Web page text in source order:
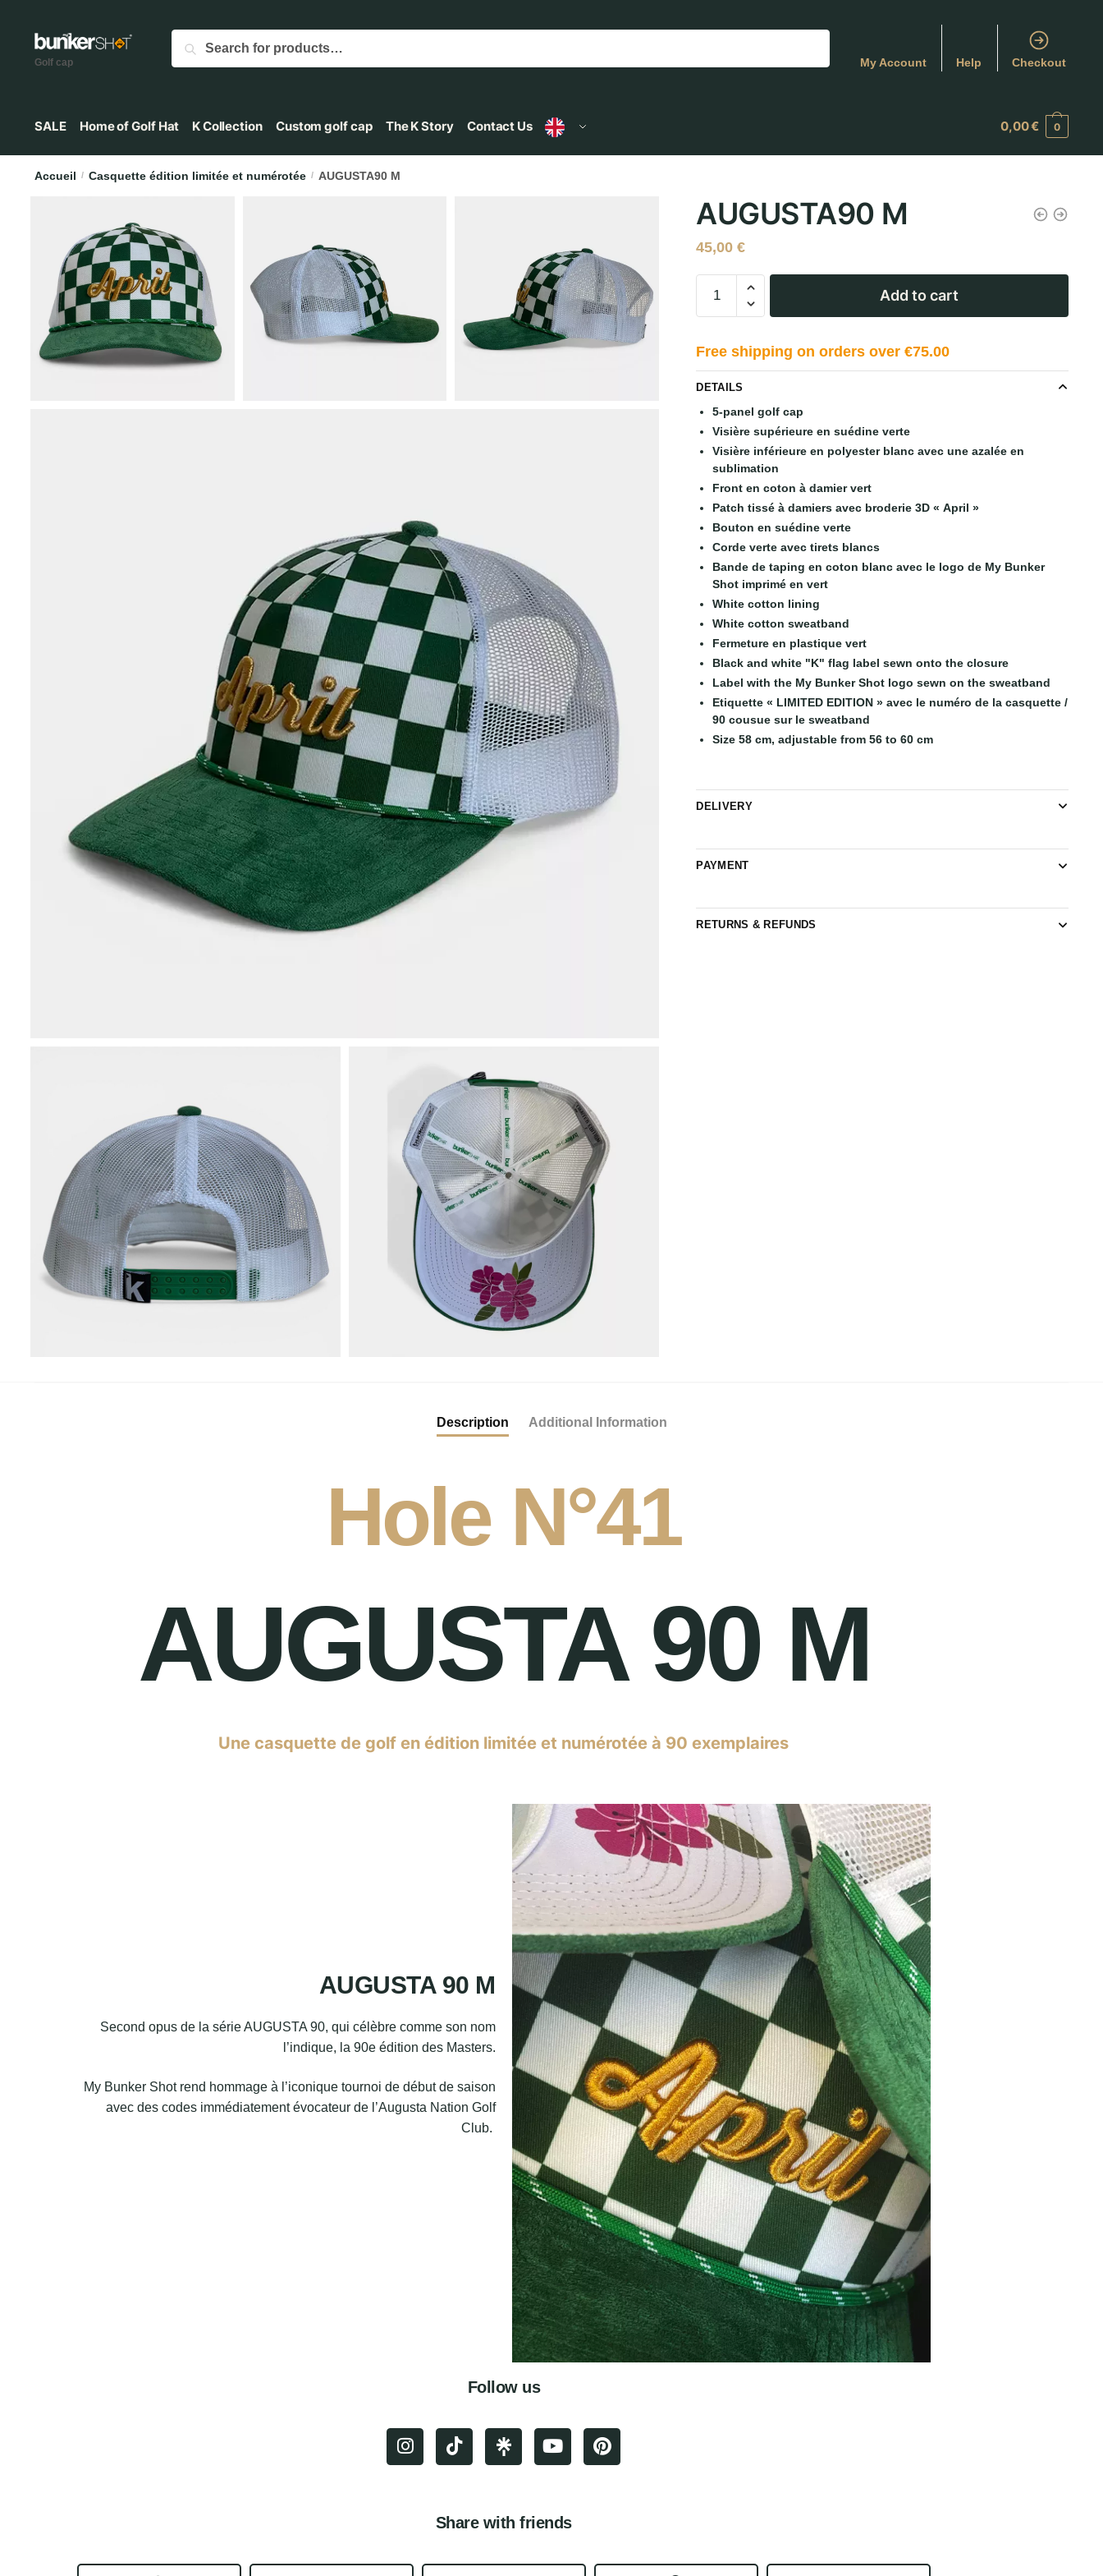
Golf cap
Search
My Account Help Checkout
SALE Home of Golf Hat K Collection Custom golf cap The K Story Contact Us 0,00€ 0
Accueil / Casquette édition limitée et numérotée / AUGUSTA90 M
AUGUSTA90 M
45,00€
Add to cart
Free shipping on orders over €75.00
DETAILS
5-panel golf cap
Visière supérieure en suédine verte
Visière inférieure en polyester blanc avec une azalée en
sublimation
Front en coton à damier vert
Patch tissé à damiers avec broderie 3D « April »
Bouton en suédine verte
Corde verte avec tirets blancs
Bande de taping en coton blanc avec le logo de My Bunker
Shot imprimé en vert
White cotton lining
White cotton sweatband
Fermeture en plastique vert
Black and white "K" flag label sewn onto the closure
Label with the My Bunker Shot logo sewn on the sweatband
Etiquette « LIMITED EDITION » avec le numéro de la casquette /
90 cousue sur le sweatband
Size 58 cm, adjustable from 56 to 60 cm
DELIVERY
PAYMENT
RETURNS & REFUNDS
Description Additional Information
Hole N°41
AUGUSTA 90 M
Une casquette de golf en édition limitée et numérotée à 90 exemplaires
AUGUSTA 90 M
Second opus de la série AUGUSTA 90, qui célèbre comme son nom
l’indique, la 90e édition des Masters.
My Bunker Shot rend hommage à l’iconique tournoi de début de saison
avec des codes immédiatement évocateur de l’Augusta Nation Golf
Club.
Follow us
Share with friends